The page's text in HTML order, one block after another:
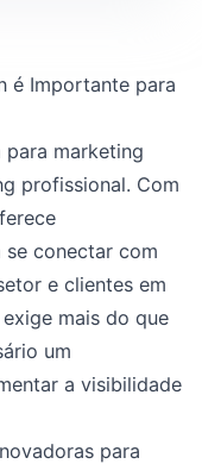
é Importante para
para marketing
profissional. Com
conectar com
e clientes em
mais do que
um
a visibilidade
para